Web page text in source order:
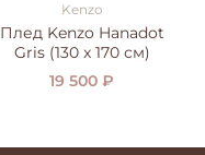
Kenzo
Плед Kenzo Hanadot
Gris (130 x 170 см)
19 500 ₽